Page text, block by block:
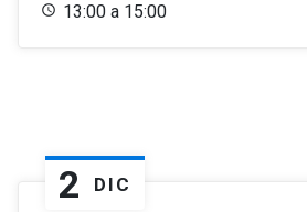
13:00 a 15:00
2 DIC